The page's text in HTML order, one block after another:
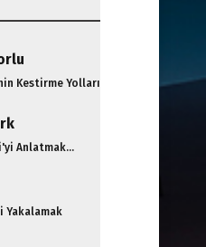
Kestirme Yolları
Anlatmak...
Yakalamak